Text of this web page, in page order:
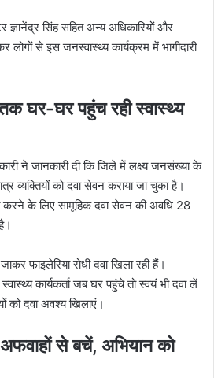
सिंह सहित अन्य अधिकारियों और
लोगों से इस जनस्वास्थ्य कार्यक्रम में भागीदारी
घर-घर पहुंच रही स्वास्थ्य
ने जानकारी दी कि जिले में लक्ष्य जनसंख्या के
व्यक्तियों को दवा सेवन कराया जा चुका है।
के लिए सामूहिक दवा सेवन की अवधि 28
फाइलेरिया रोधी दवा खिला रही हैं।
कार्यकर्ता जब घर पहुंचे तो स्वयं भी दवा लें
को दवा अवश्य खिलाएं।
से बचें, अभियान को